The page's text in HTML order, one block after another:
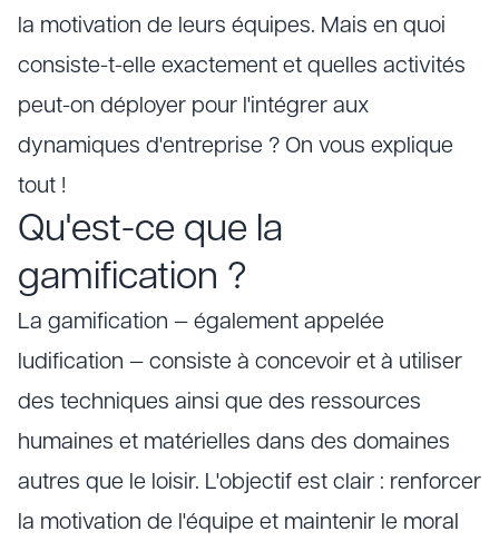
la motivation de leurs équipes. Mais en quoi
consiste-t-elle exactement et quelles activités
peut-on déployer pour l'intégrer aux
dynamiques d'entreprise ? On vous explique
tout !
Qu'est-ce que la
gamification ?
La gamification — également appelée
ludification — consiste à concevoir et à utiliser
des techniques ainsi que des ressources
humaines et matérielles dans des domaines
autres que le loisir. L'objectif est clair : renforcer
la motivation de l'équipe et maintenir le moral